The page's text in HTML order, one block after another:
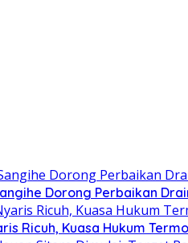
Dorong Perbaikan
Ricuh, Kuasa Hukum